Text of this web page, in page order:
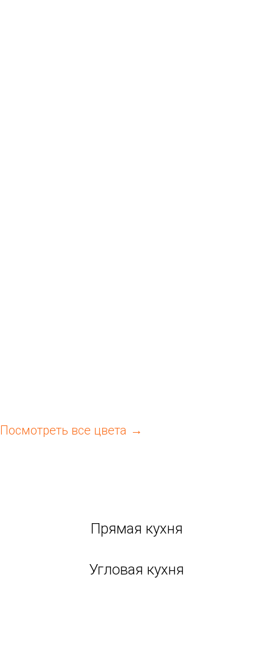
Посмотреть все цвета
Прямая кухня
Угловая кухня